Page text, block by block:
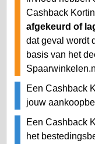
Cashback
afgekeurd of
dat geval wordt
basis van het
Een Cashback
jouw
Een Cashback
het